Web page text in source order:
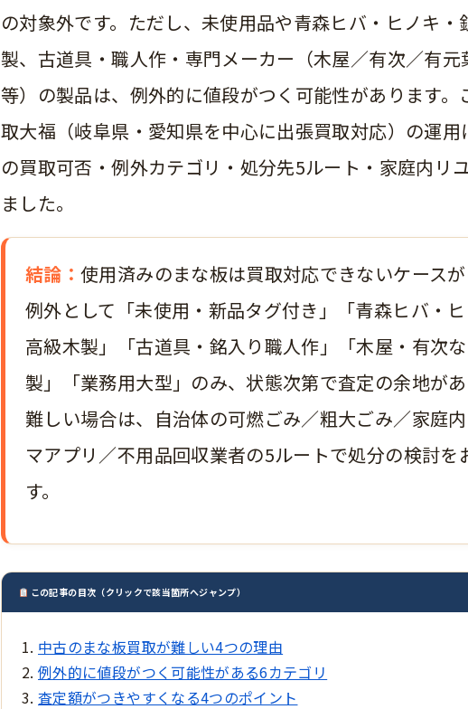
の対象外です。 ただし、未使用品や青森ヒバ・ヒノキ・
製、古道具・職人作・専門メーカー（木屋／有次／有
等）の製品は、例外的に値段がつく可能性があります。
取大福（岐阜県・愛知県を中心に出張買取対応）の運
の買取可否・例外カテゴリ・処分先5ルート・家庭内リ
ました。
結論：使用済みのまな板は買取対応できないケースが
例外として「未使用・新品タグ付き」「青森ヒバ・
高級木製」「古道具・銘入り職人作」「木屋・有次
製」「業務用大型」のみ、状態次第で査定の余地があ
難しい場合は、自治体の可燃ごみ／粗大ごみ／家庭
マアプリ／不用品回収業者の5ルートで処分の検討を
す。
この記事の目次（クリックで該当箇所へジャンプ）
中古のまな板買取が難しい4つの理由
例外的に値段がつく可能性がある6カテゴリ
査定額がつきやすくなる4つのポイント